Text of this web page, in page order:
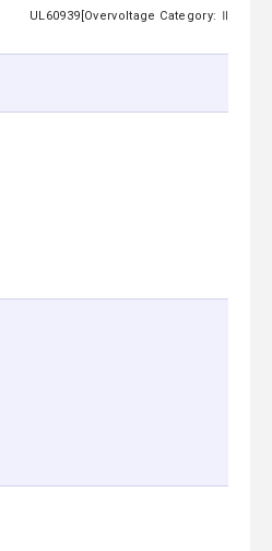
UL60939[Overvoltage Category: Ⅲ